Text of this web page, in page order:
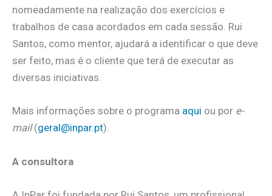
nomeadamente na realização dos exercícios e
trabalhos de casa acordados em cada sessão. Rui
Santos, como mentor, ajudará a identificar o que deve
ser feito, mas é o cliente que terá de executar as
diversas iniciativas.
Mais informações sobre o programa aqui ou por e-
mail(geral@inpar.pt).
A consultora